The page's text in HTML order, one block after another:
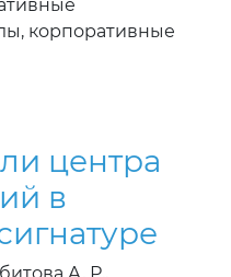
корпоративные
центра
в